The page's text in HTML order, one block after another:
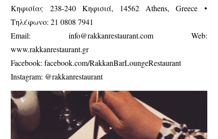
Κηφισίας 238-240 Κηφισιά, 14562 Athens, Greece •
Τηλέφωνο: 21 0808 7941
Email: info@rakkanrestaurant.com Web:
www.rakkanrestaurant.gr
Facebook: facebook.com/RakkanBarLoungeRestaurant
Instagram: @rakkanrestaurant